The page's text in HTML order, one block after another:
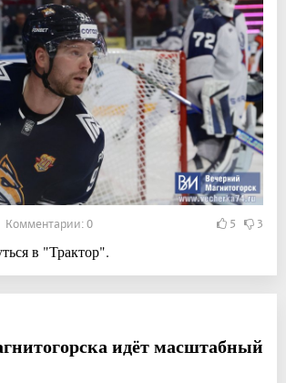
0 5 3
в "Трактор".
идёт масштабный